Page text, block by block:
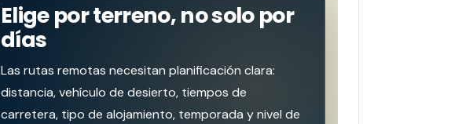
Elige por terreno, no solo por
días
Las rutas remotas necesitan planificación clara:
distancia, vehículo de desierto, tiempos de
carretera, tipo de alojamiento, temporada y nivel de